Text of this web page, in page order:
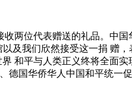
两位代表赠送的礼品。中
及我们欣然接受这一捐 赠
和平与人类正义终将全面
德国华侨华人中国和平统一